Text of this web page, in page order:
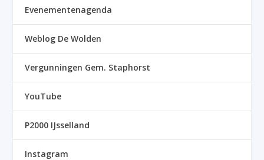
Evenementenagenda
Weblog De Wolden
Vergunningen Gem. Staphorst
YouTube
P2000 IJsselland
Instagram